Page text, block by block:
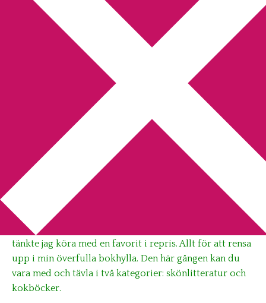
Deckare, kriminalromaner, thrillers
Boktolva Författarfemman
Webbshop Amazon
Bokbloggsjerka Bloggmaraton
Kriminalroman
Min tv-blogg
You are here: Utlottning Ny stor utlottning
Ny stor utlottning
by
Då min förra stora
tänkte jag köra med en favorit i repris. Allt för att rensa
upp i min överfulla bokhylla. Den här gången kan du
vara med och tävla i två kategorier: skönlitteratur och
kokböcker.